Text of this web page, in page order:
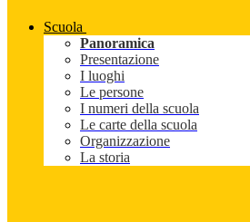
Scuola
Panoramica
Presentazione
I luoghi
Le persone
I numeri della scuola
Le carte della scuola
Organizzazione
La storia